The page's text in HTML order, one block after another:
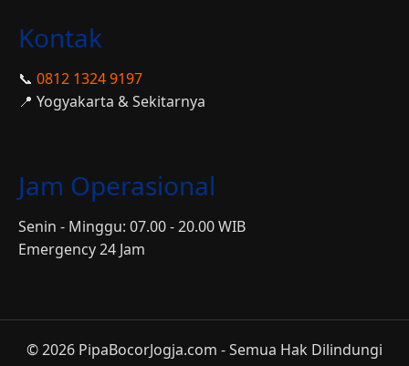
Kontak
📞 0812 1324 9197
📍 Yogyakarta & Sekitarnya
Jam Operasional
Senin - Minggu: 07.00 - 20.00 WIB
Emergency 24 Jam
© 2026 PipaBocorJogja.com - Semua Hak Dilindungi